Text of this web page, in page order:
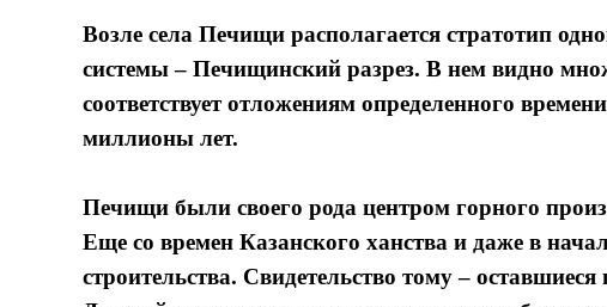
Возле села Печищи располагается стратотип
системы – Печищинский разрез. В нем видно
соответствует отложениям определенного
миллионы лет.
Печищи были своего рода центром горного
Еще со времен Казанского ханства и даже в
строительства. Свидетельство тому –